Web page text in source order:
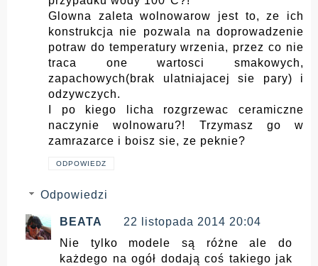
Glowna zaleta wolnowarow jest to, ze ich
konstrukcja nie pozwala na doprowadzenie
potraw do temperatury wrzenia, przez co nie
traca one wartosci smakowych,
zapachowych(brak ulatniajacej sie pary) i
odzywczych.
I po kiego licha rozgrzewac ceramiczne
naczynie wolnowaru?! Trzymasz go w
zamrazarce i boisz sie, ze peknie?
ODPOWIEDZ
Odpowiedzi
BEATA
22 listopada 2014 20:04
Nie tylko modele są różne ale do
każdego na ogół dodają coś takiego jak